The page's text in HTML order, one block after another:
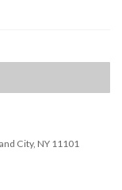
City, NY 11101